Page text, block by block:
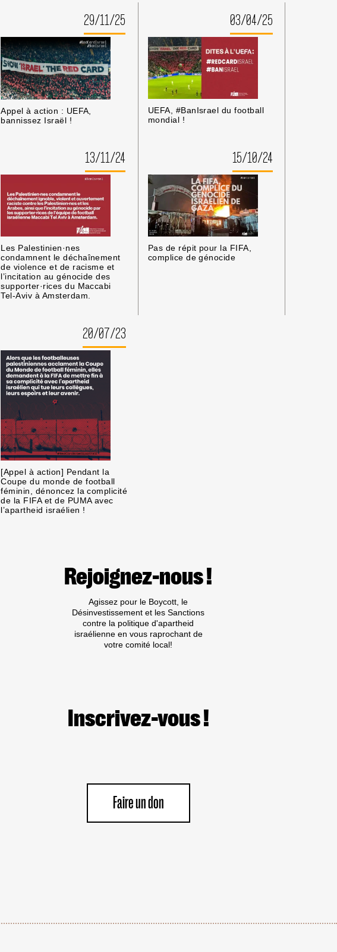
CRIMINEL·LES
DE
GUERRE
ISRAÉLIEN·NES
PRÉSUMÉ·ES
DANS
MILIEUX
OU
29/11/25
Appel à action : UEFA,
bannissez Israël !
03/04/25
UEFA, #BanIsrael du football
mondial !
13/11/24
Les Palestinien·nes
condamnent le déchaînement
de violence et de racisme et
l’incitation au génocide des
supporter·rices du Maccabi
Tel-Aviv à Amsterdam.
15/10/24
Pas de répit pour la FIFA,
complice de génocide
20/07/23
[Appel à action] Pendant la
Coupe du monde de football
féminin, dénoncez la complicité
de la FIFA et de PUMA avec
l’apartheid israélien !
Rejoignez-nous !
Agissez pour le Boycott, le
Désinvestissement et les Sanctions
contre la politique d'apartheid
israélienne en vous raprochant de
votre comité local!
Inscrivez-vous !
Faire un don